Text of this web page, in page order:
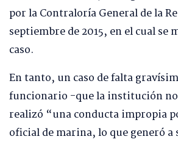
por la Contraloría General de la
septiembre de 2015, en el cual se
caso.
En tanto, un caso de falta
funcionario -que la institución
realizó “una conducta impropia
oficial de marina, lo que generó